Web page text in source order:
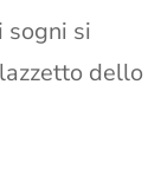
sogni si
dello